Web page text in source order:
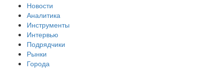
Новости
Аналитика
Инструменты
Интервью
Подрядчики
Рынки
Города